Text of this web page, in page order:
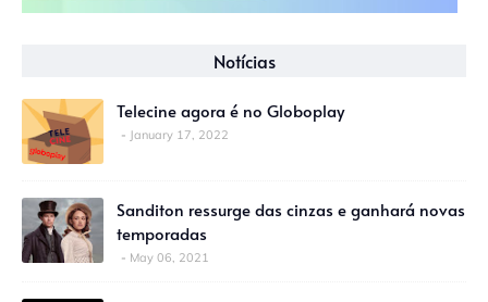
Notícias
Telecine agora é no Globoplay
January 17, 2022
Sanditon ressurge das cinzas e ganhará novas
temporadas
May 06, 2021